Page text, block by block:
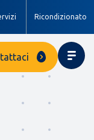
Ricondizionato